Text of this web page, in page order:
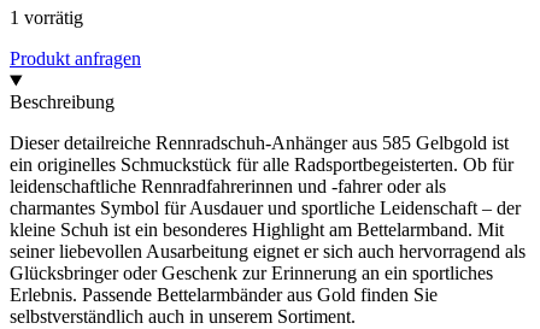
1 vorrätig
Produkt anfragen
Beschreibung
Dieser detailreiche Rennradschuh-Anhänger aus 585 Gelbgold ist
ein originelles Schmuckstück für alle Radsportbegeisterten. Ob für
leidenschaftliche Rennradfahrerinnen und -fahrer oder als
charmantes Symbol für Ausdauer und sportliche Leidenschaft – der
kleine Schuh ist ein besonderes Highlight am Bettelarmband. Mit
seiner liebevollen Ausarbeitung eignet er sich auch hervorragend als
Glücksbringer oder Geschenk zur Erinnerung an ein sportliches
Erlebnis. Passende Bettelarmbänder aus Gold finden Sie
selbstverständlich auch in unserem Sortiment.